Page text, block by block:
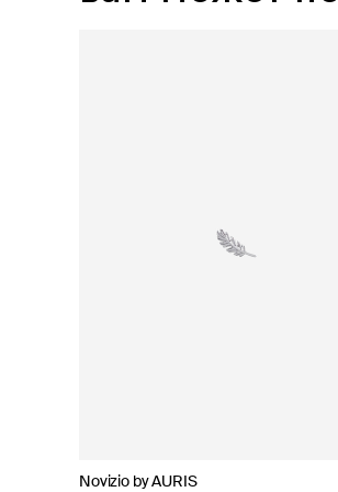
Novizio by AURIS
AURIS
35.02
Novizio by AURIS